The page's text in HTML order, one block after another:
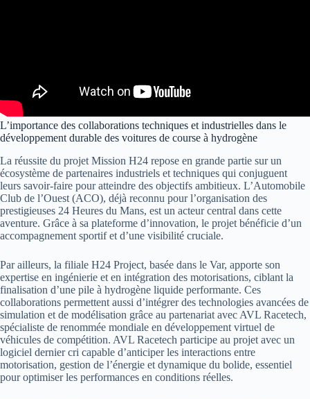
L’importance des collaborations techniques et industrielles dans le
développement durable des voitures de course à hydrogène
La réussite du projet Mission H24 repose en grande partie sur un
écosystème de partenaires industriels et techniques qui conjuguent
leurs savoir-faire pour atteindre des objectifs ambitieux. L’Automobile
Club de l’Ouest (ACO), déjà reconnu pour l’organisation des
prestigieuses 24 Heures du Mans, est un acteur central dans cette
aventure. Grâce à sa plateforme d’innovation, le projet bénéficie d’un
accompagnement sportif et d’une visibilité cruciale.
Par ailleurs, la filiale H24 Project, basée dans le Var, apporte son
expertise en ingénierie et en intégration des motorisations, ciblant la
finalisation d’une pile à hydrogène liquide performante. Ces
collaborations permettent aussi d’intégrer des technologies avancées de
simulation et de modélisation grâce au partenariat avec AVL Racetech,
spécialiste de renommée mondiale en développement virtuel de
véhicules de compétition. AVL Racetech participe au projet avec un
logiciel dernier cri capable d’anticiper les interactions entre
motorisation, gestion de l’énergie et dynamique du bolide, essentiel
pour optimiser les performances en conditions réelles.